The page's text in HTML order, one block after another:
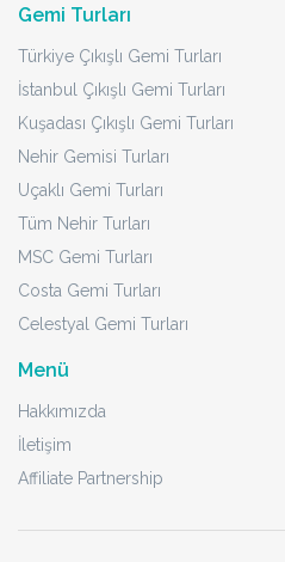
Gemi Turları
Türkiye Çıkışlı Gemi Turları
İstanbul Çıkışlı Gemi Turları
Kuşadası Çıkışlı Gemi Turları
Nehir Gemisi Turları
Uçaklı Gemi Turları
Tüm Nehir Turları
MSC Gemi Turları
Costa Gemi Turları
Celestyal Gemi Turları
Menü
Hakkımızda
İletişim
Affiliate Partnership